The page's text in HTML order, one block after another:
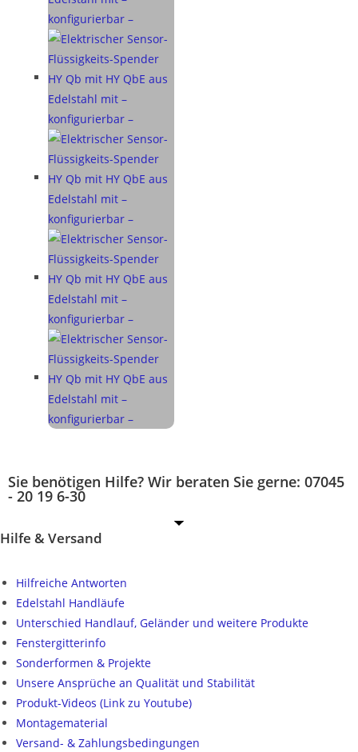
Sie benötigen Hilfe? Wir beraten Sie gerne: 07045
- 20 19 6-30
Hilfe & Versand
Hilfreiche Antworten
Edelstahl Handläufe
Unterschied Handlauf, Geländer und weitere Produkte
Fenstergitterinfo
Sonderformen & Projekte
Unsere Ansprüche an Qualität und Stabilität
Produkt-Videos (Link zu Youtube)
Montagematerial
Versand- & Zahlungsbedingungen